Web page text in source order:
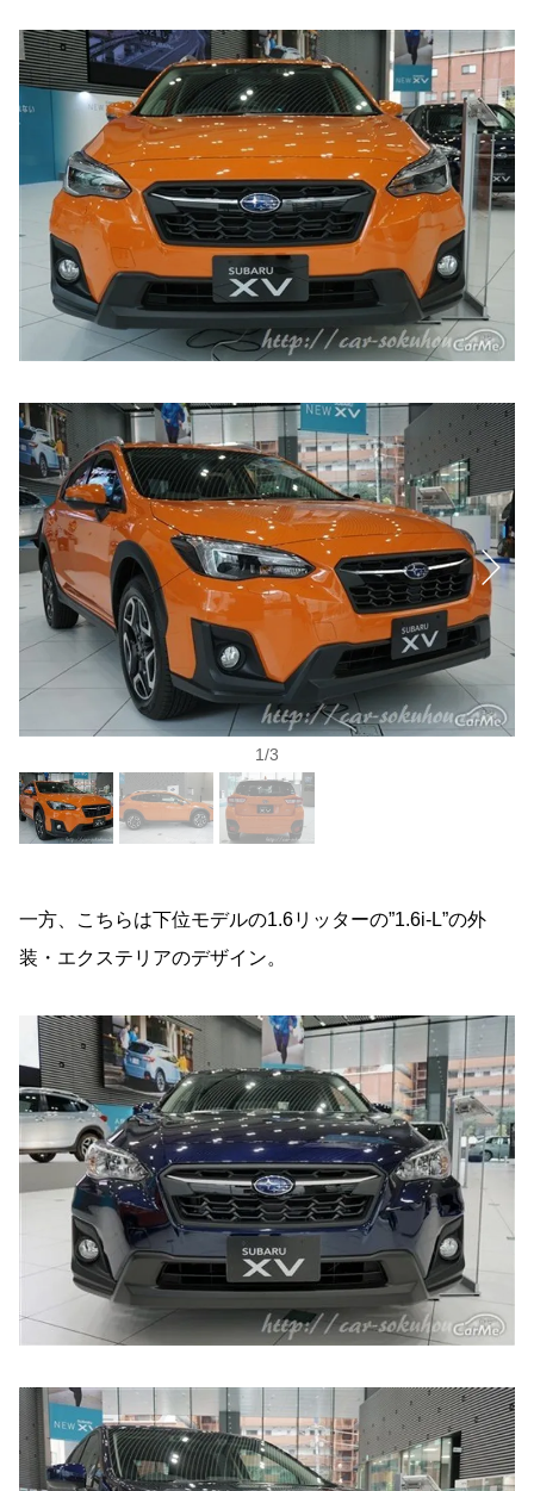
1/3
一方、こちらは下位モデルの1.6リッターの”1.6i-L”の外
装・エクステリアのデザイン。